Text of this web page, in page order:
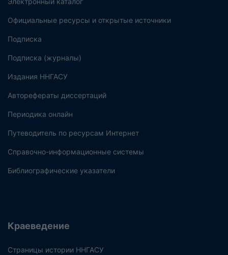
Официальные ресурсы и открытые источники
Подписка
Подписка (журналы)
Издания ННГАСУ
Авторефераты диссертаций
Периодика онлайн
Путеводитель по ресурсам Интернет
Справочно-информационные системы
Библиографические указатели
Краеведение
Страницы истории ННГАСУ